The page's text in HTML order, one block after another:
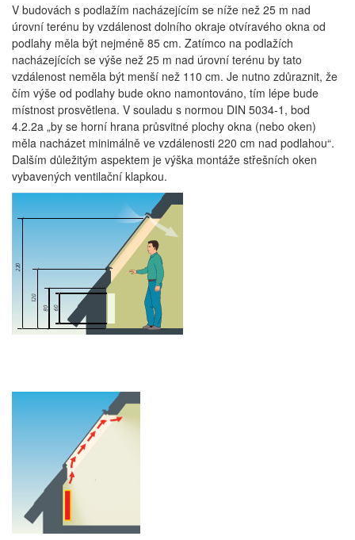
V budovách s podlažím nacházejícím se níže než 25 m nad
úrovní terénu by vzdálenost dolního okraje otvíravého okna od
podlahy měla být nejméně 85 cm. Zatímco na podlažích
nacházejících se výše než 25 m nad úrovní terénu by tato
vzdálenost neměla být menší než 110 cm. Je nutno zdůraznit, že
čím výše od podlahy bude okno namontováno, tím lépe bude
místnost prosvětlena. V souladu s normou DIN 5034-1, bod
4.2.2a „by se horní hrana průsvitné plochy okna (nebo oken)
měla nacházet minimálně ve vzdálenosti 220 cm nad podlahou“.
Dalším důležitým aspektem je výška montáže střešních oken
vybavených ventilační klapkou.